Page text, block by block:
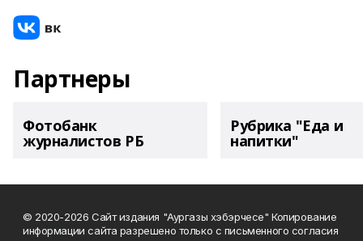
Партнеры
Фотобанк
журналистов РБ
Рубрика "Еда и
напитки"
© 2020-2026 Сайт издания "Аургазы хэбэрчесе" Копирование
информации сайта разрешено только с письменного согласия